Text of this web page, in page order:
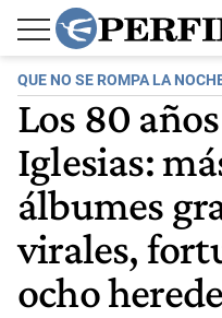
QUE NO SE ROMPA LA
Los 80
Iglesias:
álbumes
virales,
ocho